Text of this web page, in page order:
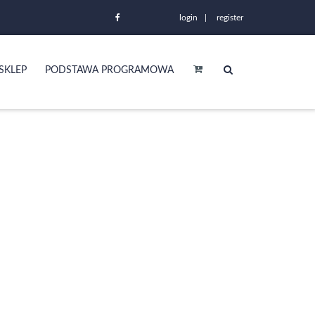
login register
PODSTAWA PROGRAMOWA